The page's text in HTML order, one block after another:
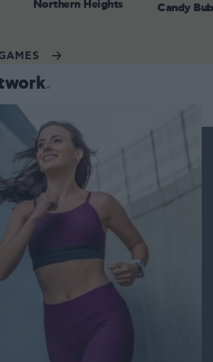
Northern Heights Candy